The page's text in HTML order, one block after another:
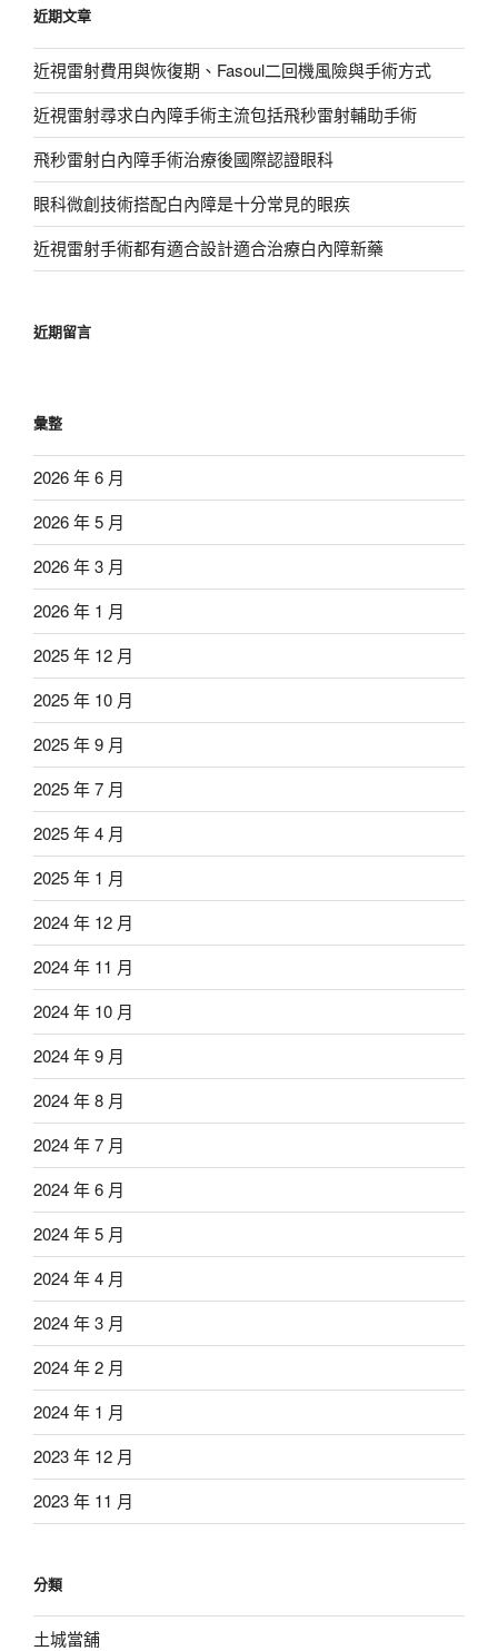
字:
近期文章
近視雷射費用與恢復期、Fasoul二回機風險與手術方式
近視雷射尋求白內障手術主流包括飛秒雷射輔助手術
飛秒雷射白內障手術治療後國際認證眼科
眼科微創技術搭配白內障是十分常見的眼疾
近視雷射手術都有適合設計適合治療白內障新藥
近期留言
彙整
2026 年 6 月
2026 年 5 月
2026 年 3 月
2026 年 1 月
2025 年 12 月
2025 年 10 月
2025 年 9 月
2025 年 7 月
2025 年 4 月
2025 年 1 月
2024 年 12 月
2024 年 11 月
2024 年 10 月
2024 年 9 月
2024 年 8 月
2024 年 7 月
2024 年 6 月
2024 年 5 月
2024 年 4 月
2024 年 3 月
2024 年 2 月
2024 年 1 月
2023 年 12 月
2023 年 11 月
分類
土城當舖